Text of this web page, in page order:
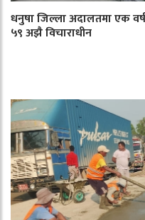
धनुषा जिल्ला अदालतमा एक
५९ अझै विचाराधीन